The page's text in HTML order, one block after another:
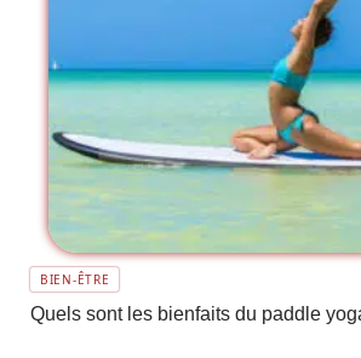
BIEN-ÊTRE
Quels sont les bienfaits du paddle